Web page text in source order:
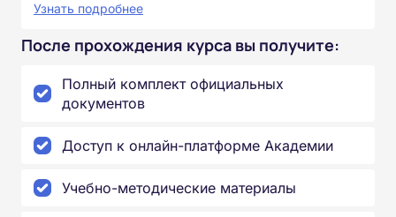
Узнать подробнее
После прохождения курса вы получите:
Полный комплект официальных
документов
Доступ к онлайн-платформе Академии
Учебно-методические материалы